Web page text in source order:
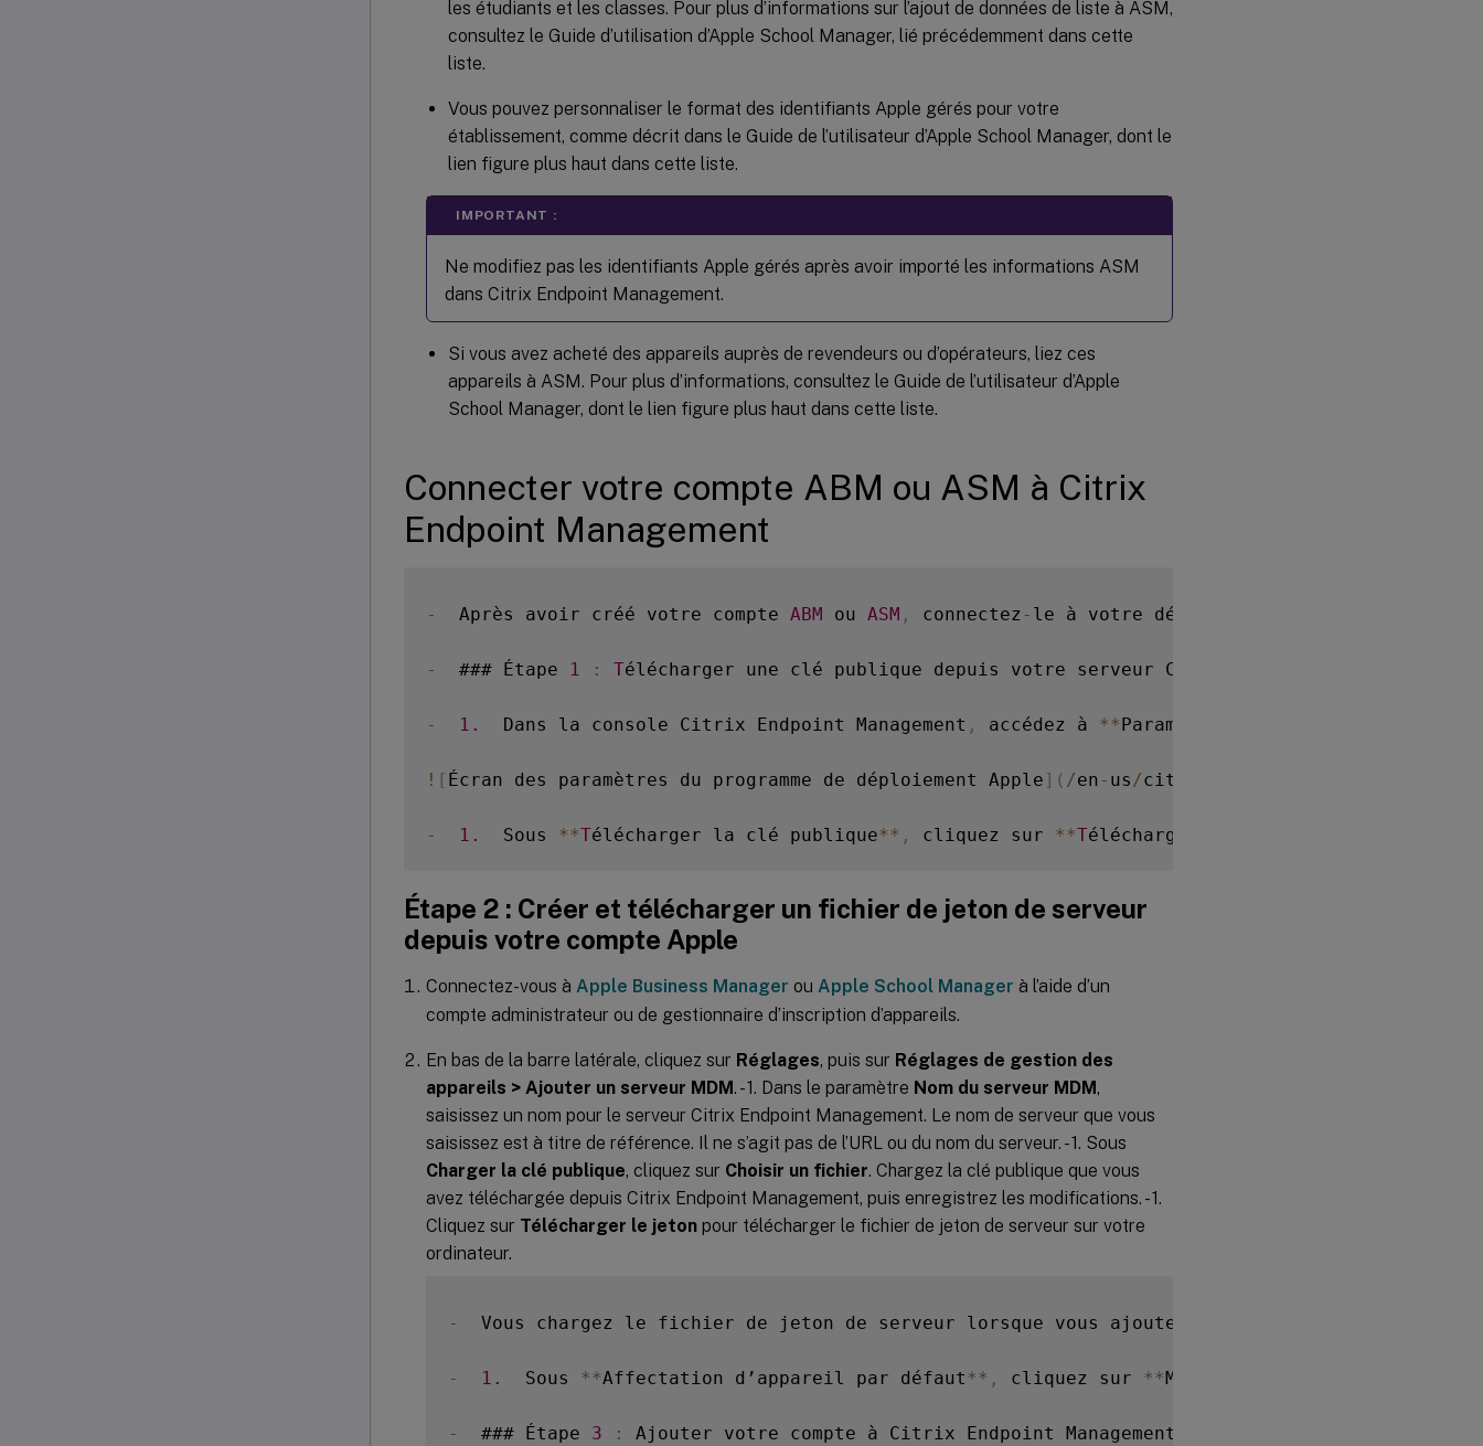
les étudiants et les classes. Pour plus d’informations sur l’ajout de données de liste à ASM,
consultez le Guide d’utilisation d’Apple School Manager, lié précédemment dans cette
liste.
Vous pouvez personnaliser le format des identifiants Apple gérés pour votre
établissement, comme décrit dans le Guide de l’utilisateur d’Apple School Manager, dont le
lien figure plus haut dans cette liste.
IMPORTANT :
Ne modifiez pas les identifiants Apple gérés après avoir importé les informations ASM
dans Citrix Endpoint Management.
Si vous avez acheté des appareils auprès de revendeurs ou d’opérateurs, liez ces
appareils à ASM. Pour plus d’informations, consultez le Guide de l’utilisateur d’Apple
School Manager, dont le lien figure plus haut dans cette liste.
Connecter votre compte ABM ou ASM à Citrix
Endpoint Management
-
  Après avoir créé votre compte
ABM ou ASM , connectez - le à votre déploiement de serveur Citrix
-
  ### Étape
1 : Télécharger une clé publique depuis votre serveur Citrix Endpoint Management
- 1.
  Dans la console Citrix Endpoint Management
, accédez à **Paramètres
! [ Écran des paramètres du programme de déploiement Apple ] ( /en - us /citrix
- 1.
  Sous
**Télécharger la clé publique** , cliquez sur **Télécharger
Étape 2 : Créer et télécharger un fichier de jeton de serveur
depuis votre compte Apple
Connectez-vous à Apple Business Manager ou Apple School Manager à l’aide d’un
compte administrateur ou de gestionnaire d’inscription d’appareils.
En bas de la barre latérale, cliquez sur Réglages, puis sur Réglages de gestion des
appareils > Ajouter un serveur MDM. - 1. Dans le paramètre Nom du serveur MDM,
saisissez un nom pour le serveur Citrix Endpoint Management. Le nom de serveur que vous
saisissez est à titre de référence. Il ne s’agit pas de l’URL ou du nom du serveur. - 1. Sous
Charger la clé publique, cliquez sur Choisir un fichier. Chargez la clé publique que vous
avez téléchargée depuis Citrix Endpoint Management, puis enregistrez les modifications. - 1.
Cliquez sur Télécharger le jeton pour télécharger le fichier de jeton de serveur sur votre
ordinateur.
-
  Vous chargez le fichier de jeton de serveur lorsque vous ajoutez le compte
- 1.
  Sous
**Affectation d’appareil par défaut** , cliquez sur **Modifier
-
  ### Étape
3 :